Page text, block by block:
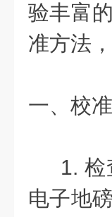
验丰富
准方法
一、校
1. 检
电子地